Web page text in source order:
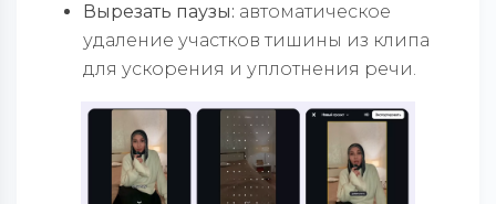
Вырезать паузы: автоматическое
удаление участков тишины из клипа
для ускорения и уплотнения речи.